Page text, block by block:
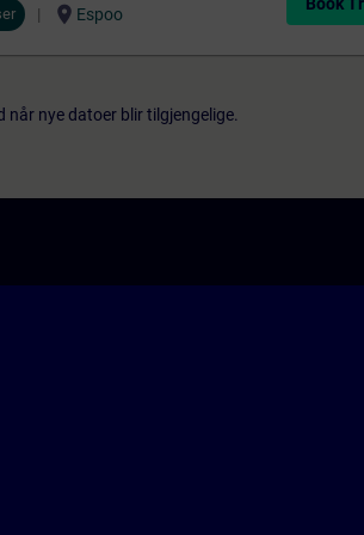
location_on Espoo
når nye datoer blir tilgjengelige.